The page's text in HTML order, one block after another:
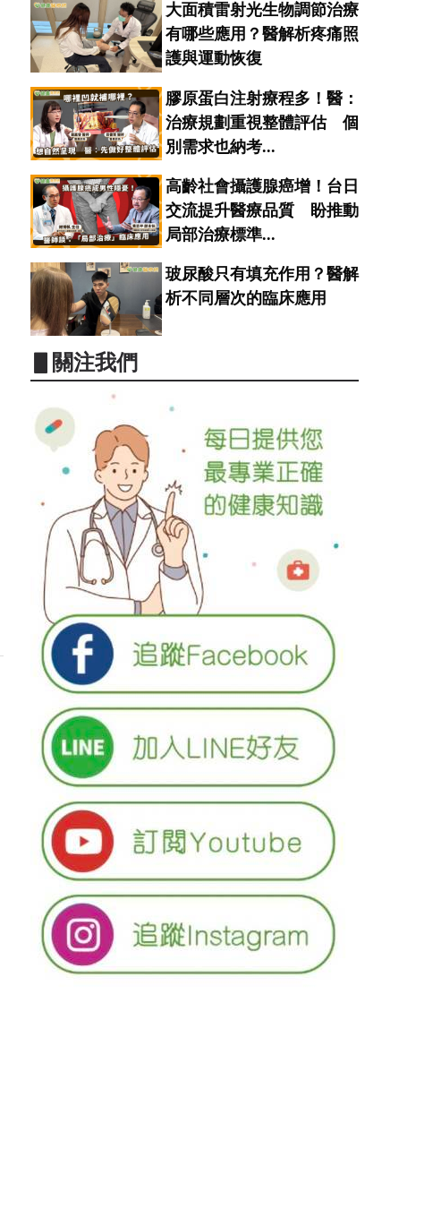
大面積雷射光生物調節治療
有哪些應用？醫解析疼痛照
護與運動恢復
膠原蛋白注射療程多！醫：
治療規劃重視整體評估 個
別需求也納考...
高齡社會攝護腺癌增！台日
交流提升醫療品質 盼推動
局部治療標準...
玻尿酸只有填充作用？醫解
析不同層次的臨床應用
▋關注我們